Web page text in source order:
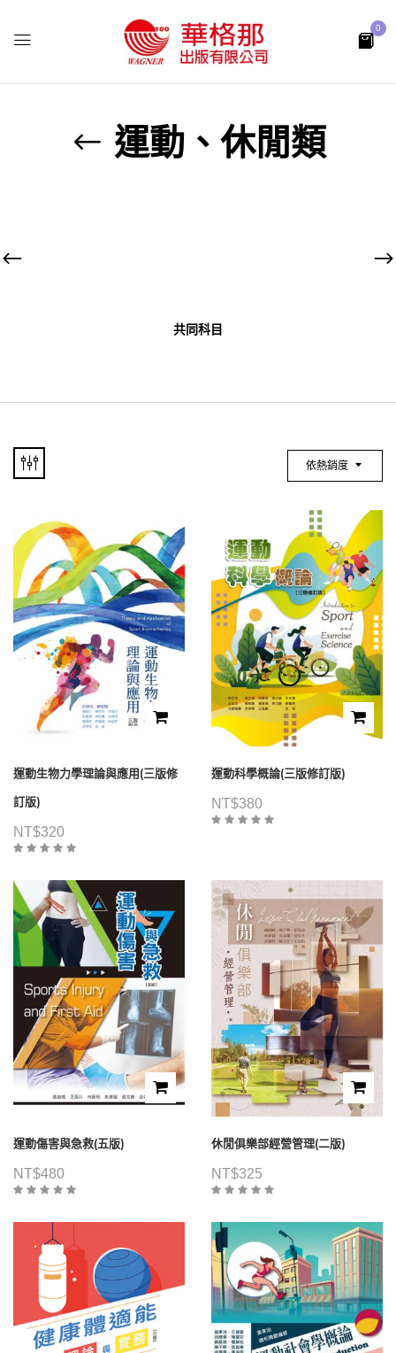
0
運動、休閒類
共同科目
依熱銷度
運動生物力學理論與應用(三版修
訂版)
NT$320
運動科學概論(三版修訂版)
NT$380
運動傷害與急救(五版)
NT$480
休閒俱樂部經營管理(二版)
NT$325